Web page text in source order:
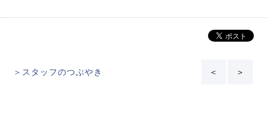
＞スタッフのつぶやき ＜ ＞